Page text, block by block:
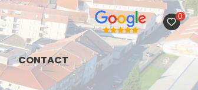
0
CONTACT